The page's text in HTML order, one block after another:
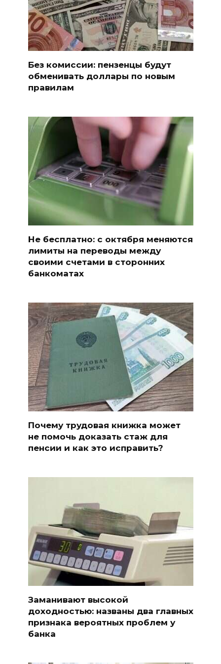
Без комиссии: пензенцы будут
обменивать доллары по новым
правилам
Не бесплатно: с октября меняются
лимиты на переводы между
своими счетами в сторонних
банкоматах
Почему трудовая книжка может
не помочь доказать стаж для
пенсии и как это исправить?
Заманивают высокой
доходностью: названы два главных
признака вероятных проблем у
банка